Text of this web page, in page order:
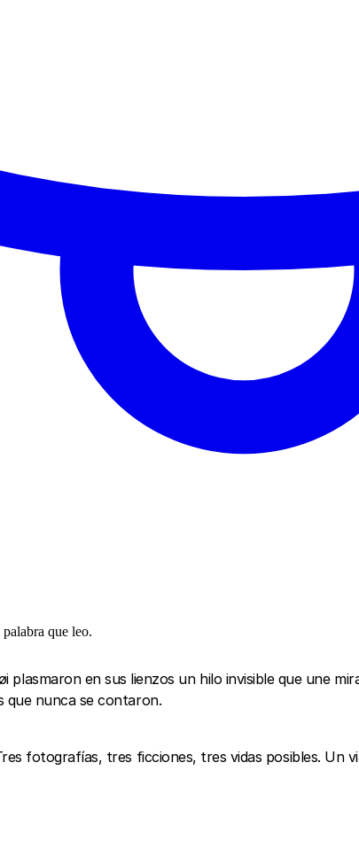
que leo.
en sus lienzos un hilo invisible que une
que nunca se contaron.
fotografías, tres ficciones, tres vidas posibles. Un